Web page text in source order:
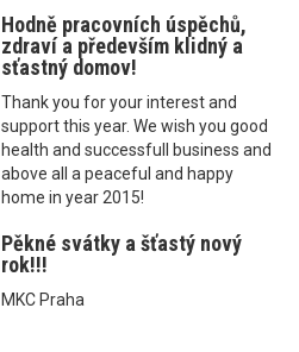
Hodně pracovních úspěchů,
zdraví a především klidný a
sťastný domov!
Thank you for your interest and
support this year. We wish you good
health and successfull business and
above all a peaceful and happy
home in year 2015!
Pěkné svátky a šťastý nový
rok!!!
MKC Praha